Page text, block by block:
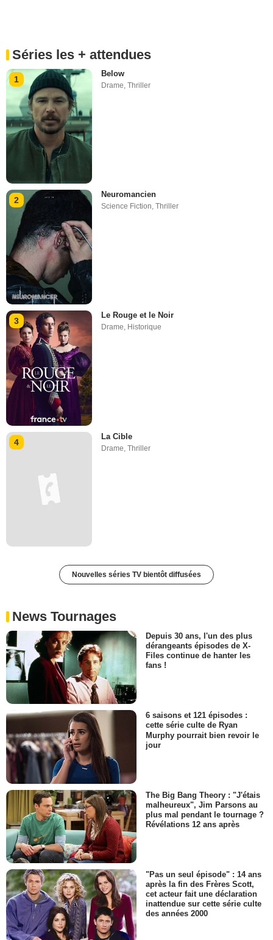
Séries les + attendues
1
Below
Drame ,Thriller
2
Neuromancien
Science Fiction,Thriller
3
Le Rouge et le Noir
Drame, Historique
4
La Cible
Drame ,Thriller
Nouvelles séries TV bientôt diffusées
News Tournages
Depuis 30 ans, l'un des plus
dérangeants épisodes de X-
Files continue de hanter les
fans !
6 saisons et 121 épisodes :
cette série culte de Ryan
Murphy pourrait bien revoir le
jour
The Big Bang Theory : "J'étais
malheureux", Jim Parsons au
plus mal pendant le tournage ?
Révélations 12 ans après
"Pas un seul épisode" : 14 ans
après la fin des Frères Scott,
cet acteur fait une déclaration
inattendue sur cette série culte
des années 2000